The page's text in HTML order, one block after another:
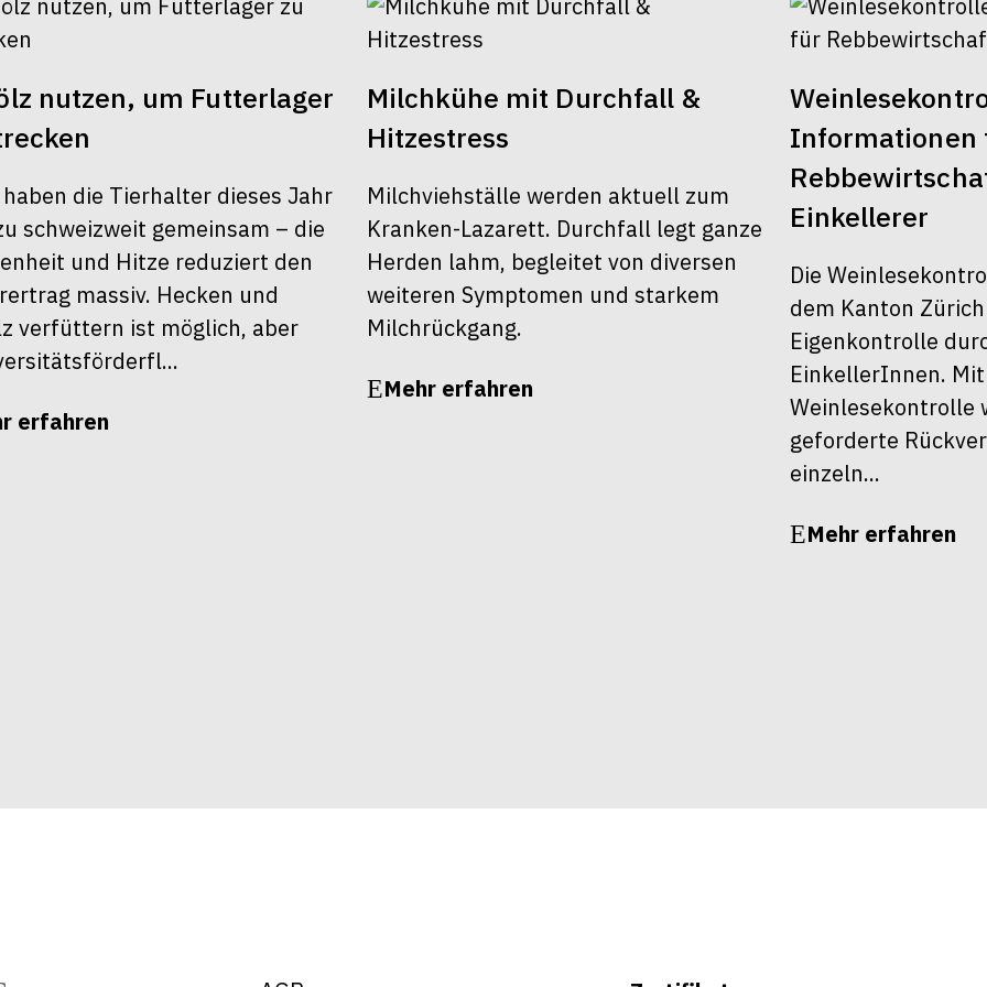
nutzen, um Futterlager
haben die Tierhalter dieses Jahr
schweizweit gemeinsam – die
und Hitze reduziert den
massiv. Hecken und
verfüttern ist möglich, aber
erfahren
Milchkühe mit Durchfall &
Hitzestress
Milchviehställe werden aktuell zum
Kranken-Lazarett. Durchfall legt ganze
Herden lahm, begleitet von diversen
weiteren Symptomen und starkem
Milchrückgang.
Mehr erfahren
Informationen
Einkellerer
Die
dem Kanton
Eigenkontrolle
EinkellerInnen.
Weinlesekontrolle
geforderte
einzeln...
Mehr erfahren